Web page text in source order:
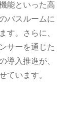
能といった高
バスルームに
す。さらに、
サーを通じた
導入推進が、
ています。